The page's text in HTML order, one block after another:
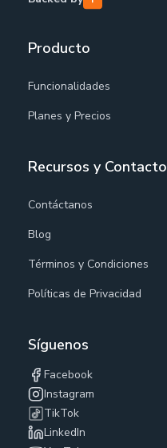
Producto
Funcionalidades
Planes y Precios
Recursos y Contacto
Contáctanos
Blog
Términos y Condiciones
Políticas de Privacidad
Síguenos
Facebook
Instagram
TikTok
LinkedIn